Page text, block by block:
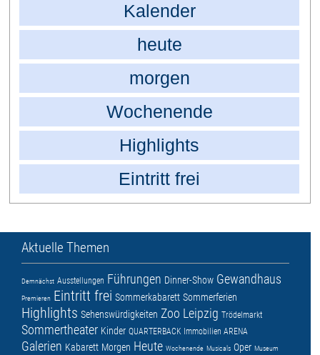
Kalender
heute
morgen
Wochenende
Highlights
Eintritt frei
Aktuelle Themen
Demnächst Ausstellungen Führungen Dinner-Show Gewandhaus
Premieren Eintritt frei Sommerkabarett Sommerferien
Highlights Sehenswürdigkeiten Zoo Leipzig Trödelmarkt
Sommertheater Kinder QUARTERBACK Immobilien ARENA
Galerien Kabarett Morgen Heute Wochenende Musicals Oper Museum